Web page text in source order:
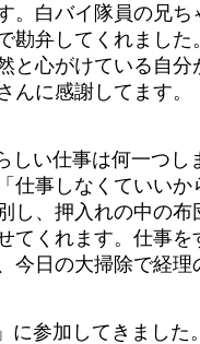
。白バイ隊員の兄
勘弁してくれまし
と心がけている自
んに感謝してます。
しい仕事は何一つ
仕事しなくていい
し、押入れの中の
てくれます。仕事
今日の大掃除で経
に参加してきまし